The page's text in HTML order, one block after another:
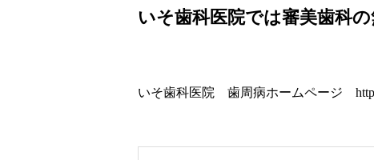
いそ歯科医院では審美歯科
いそ歯科医院 歯周病ホームページ